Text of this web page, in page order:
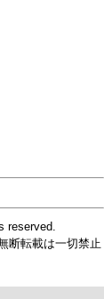
reserved.
断転載は一切禁止